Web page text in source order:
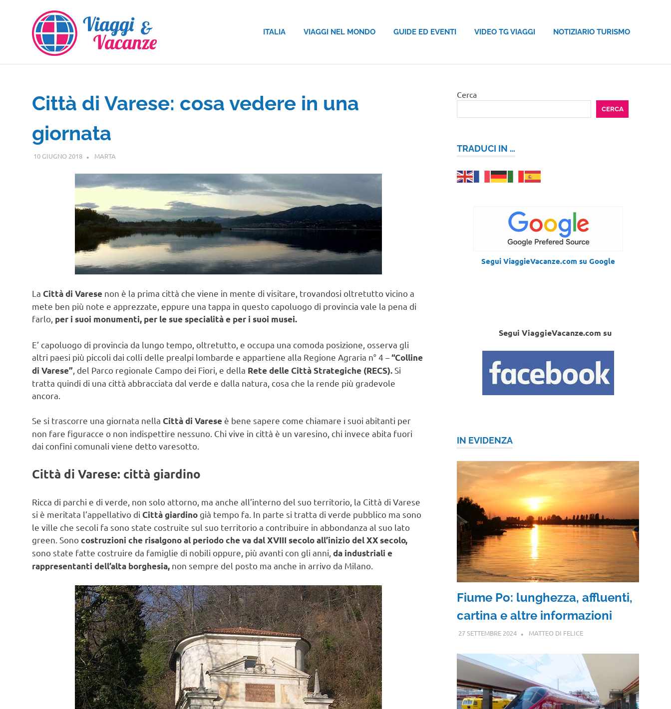
contenuto
ITALIA VIAGGI NEL MONDO GUIDE ED EVENTI VIDEO TG VIAGGI NOTIZIARIO TURISMO
Città di Varese: cosa vedere in una
giornata
10 GIUGNO 2018 MARTA
La Città di Varese non è la prima città che viene in mente di visitare, trovandosi oltretutto vicino a
mete ben più note e apprezzate, eppure una tappa in questo capoluogo di provincia vale la pena di
farlo, per i suoi monumenti, per le sue specialità e per i suoi musei.
E’ capoluogo di provincia da lungo tempo, oltretutto, e occupa una comoda posizione, osserva gli
altri paesi più piccoli dai colli delle prealpi lombarde e appartiene alla Regione Agraria n° 4 –“Colline
di Varese” , del Parco regionale Campo dei Fiori, e della Rete delle Città Strategiche (RECS). Si
tratta quindi di una città abbracciata dal verde e dalla natura, cosa che la rende più gradevole
ancora.
Se si trascorre una giornata nella Città di Varese è bene sapere come chiamare i suoi abitanti per
non fare figuracce o non indispettire nessuno. Chi vive in città è un varesino, chi invece abita fuori
dai confini comunali viene detto varesotto.
Città di Varese: città giardino
Ricca di parchi e di verde, non solo attorno, ma anche all’interno del suo territorio, la Città di Varese
si è meritata l’appellativo di Città giardino già tempo fa. In parte si tratta di verde pubblico ma sono
le ville che secoli fa sono state costruite sul suo territorio a contribuire in abbondanza al suo lato
green. Sonocostruzioni che risalgono al periodo che va dal XVIII secolo all’inizio del XX secolo,
sono state fatte costruire da famiglie di nobili oppure, più avanti con gli anni, da industriali e
rappresentanti dell’alta borghesia, non sempre del posto ma anche in arrivo da Milano.
Cerca
CERCA
TRADUCI IN …
Segui ViaggieVacanze.com su Google
Segui ViaggieVacanze.com su
IN EVIDENZA
Fiume Po: lunghezza, affluenti,
cartina e altre informazioni
27 SETTEMBRE 2024 MATTEO DI FELICE